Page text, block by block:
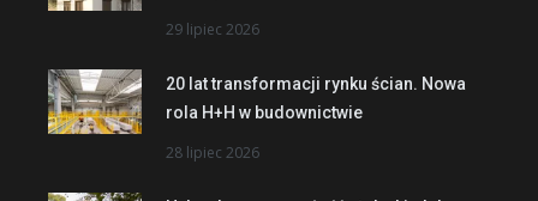
29 lipiec 2026
20 lat transformacji rynku ścian. Nowa
rola H+H w budownictwie
28 lipiec 2026